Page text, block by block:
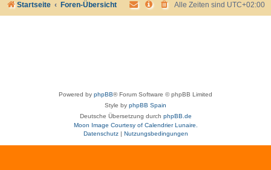
Startseite Foren-Übersicht Alle Zeiten sind UTC+02:00
Powered by phpBB® Forum Software © phpBB Limited
Style by phpBB Spain
Deutsche Übersetzung durch phpBB.de
Moon Image Courtesy of Calendrier Lunaire.
Datenschutz| Nutzungsbedingungen